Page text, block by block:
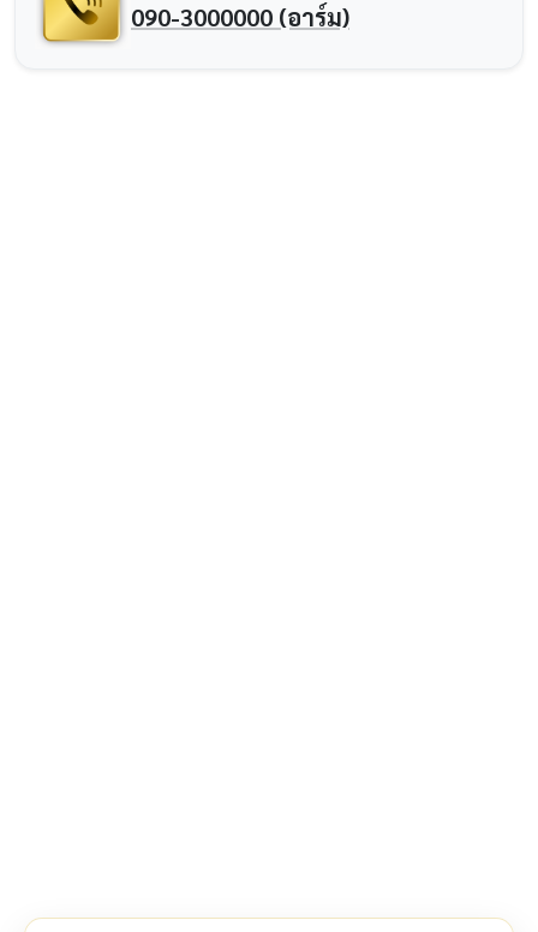
090-3000000 (อาร์ม)